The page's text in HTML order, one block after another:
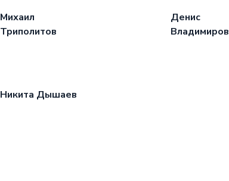
Михаил
Триполитов
Денис
Владимиров
Никита Дышаев